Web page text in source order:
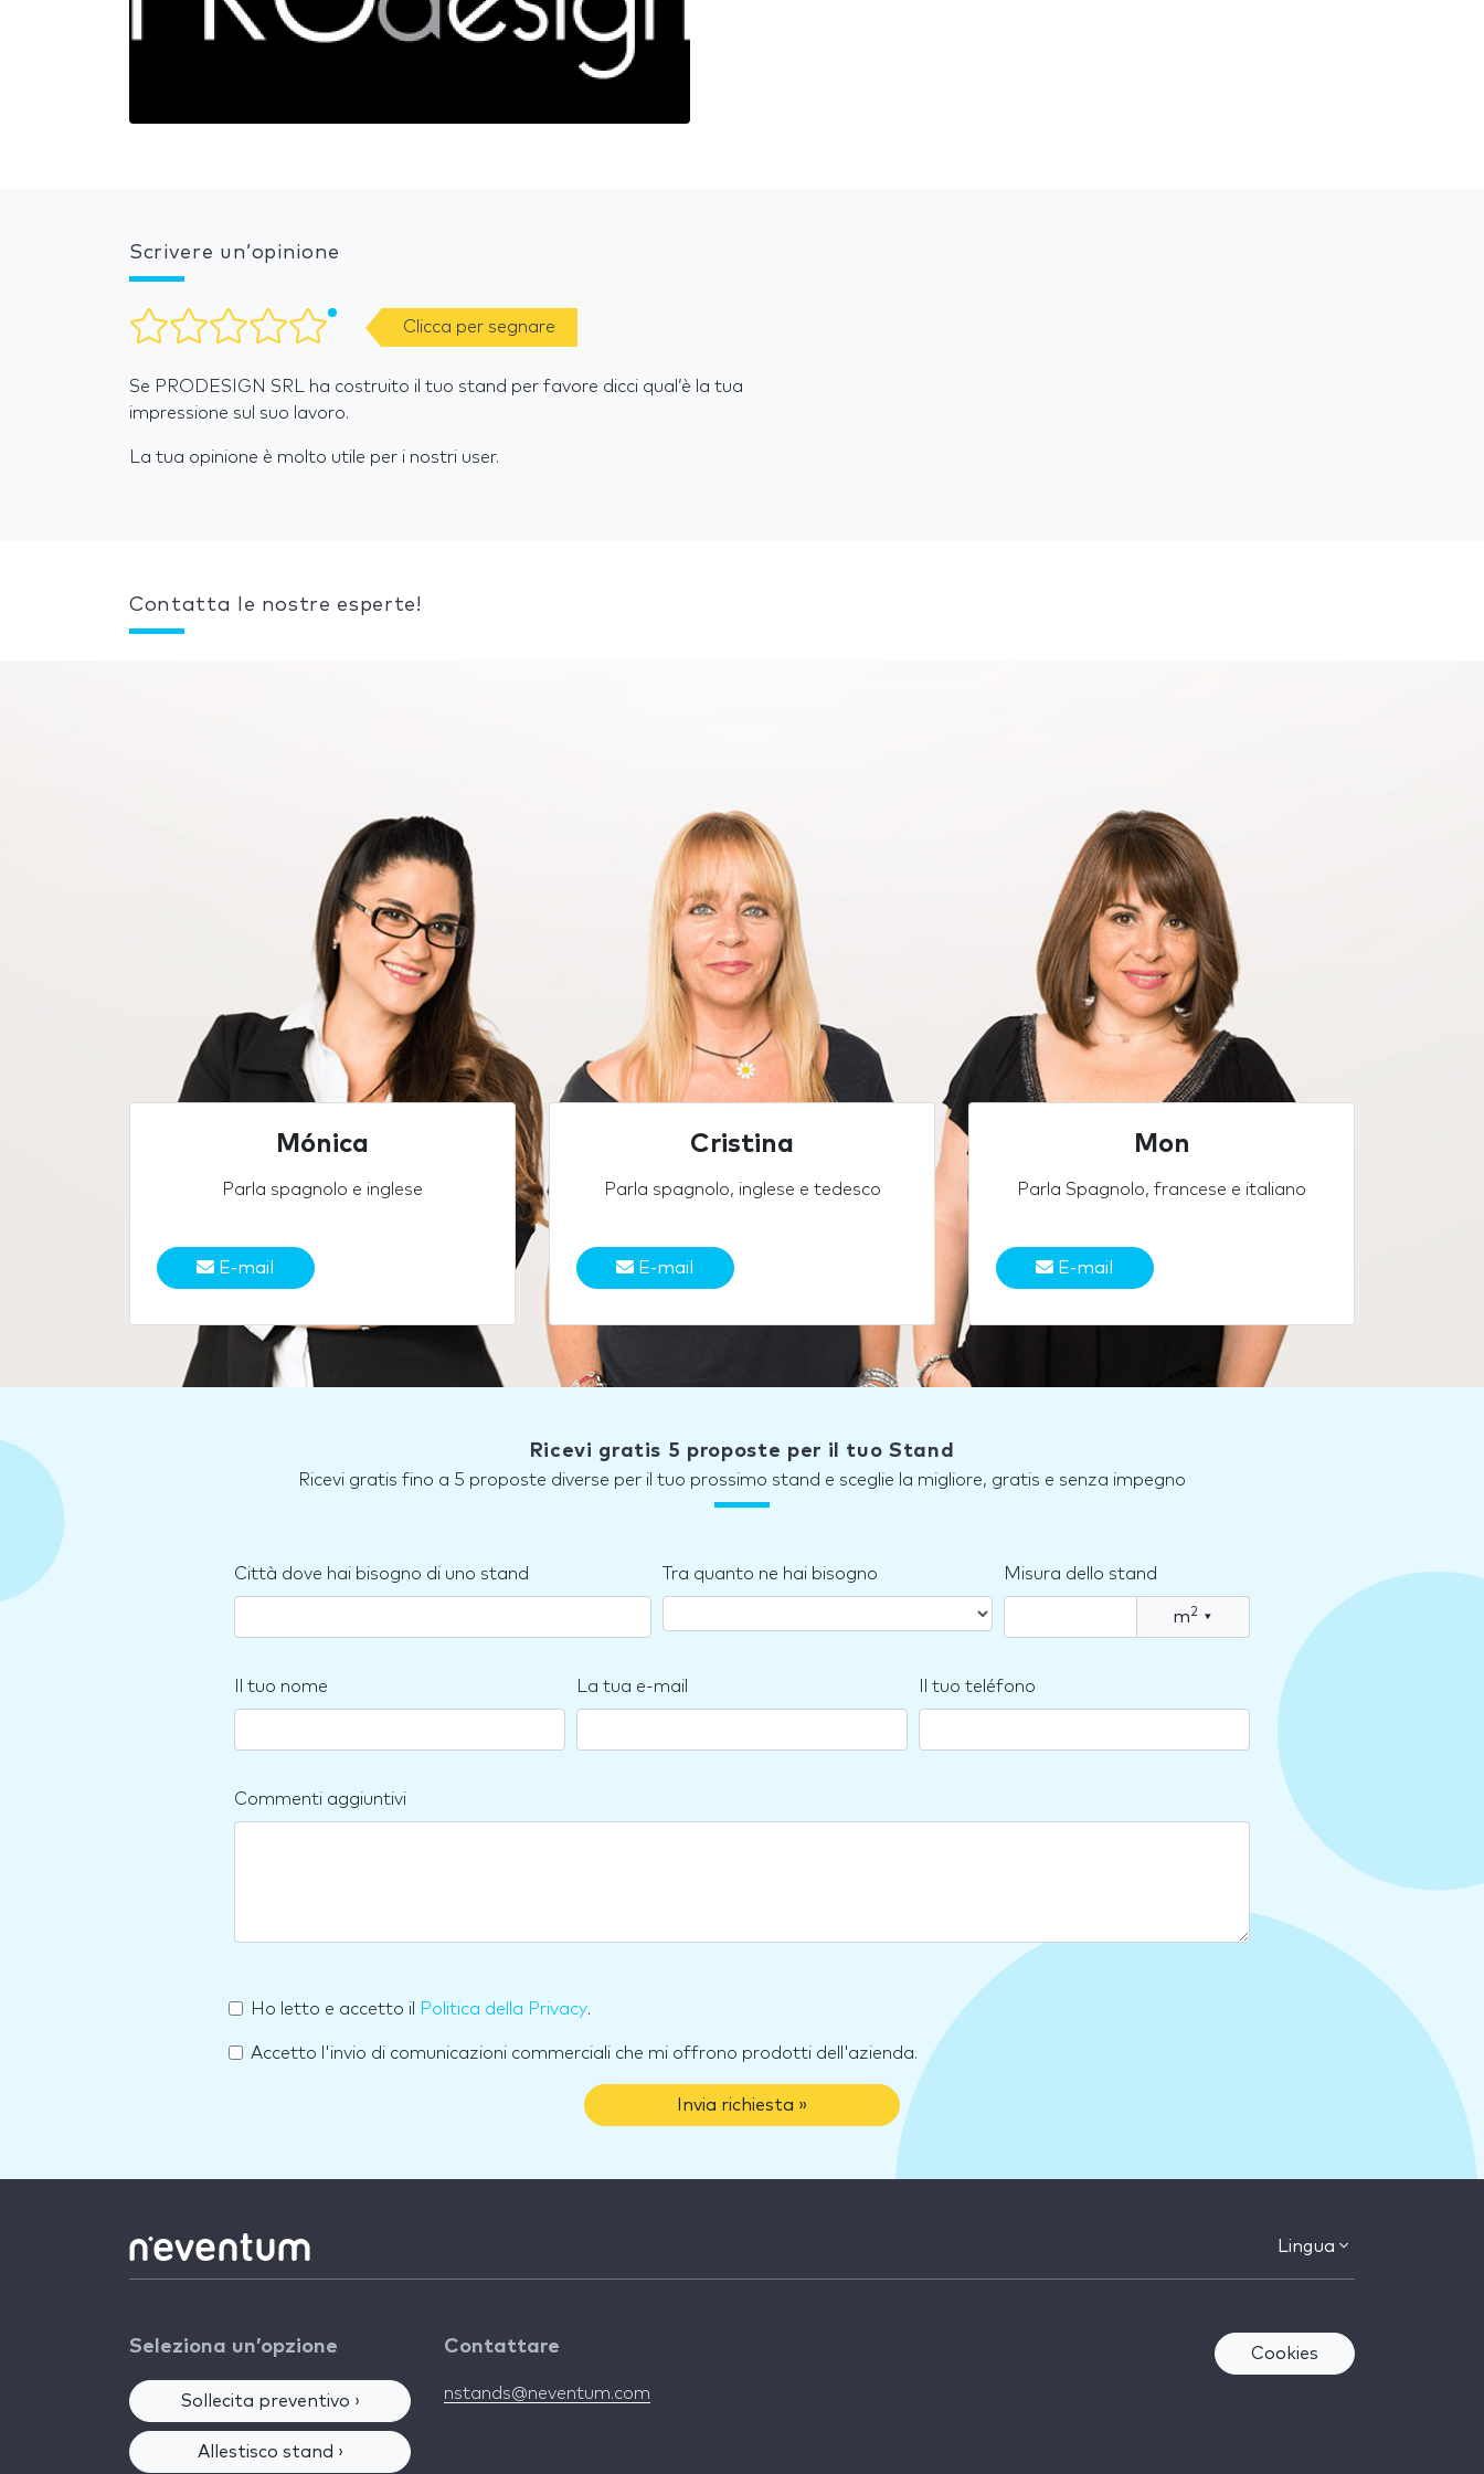
Scrivere un’opinione
Clicca per segnare
Se PRODESIGN SRL ha costruito il tuo stand per favore dicci qual’è la tua
impressione sul suo lavoro.
La tua opinione è molto utile per i nostri user.
Contatta le nostre esperte!
Mónica
Parla spagnolo e inglese
E-mail
Cristina
Parla spagnolo, inglese e tedesco
E-mail
Mon
Parla Spagnolo, francese e italiano
E-mail
Ricevi gratis 5 proposte per il tuo Stand
Ricevi gratis fino a 5 proposte diverse per il tuo prossimo stand e sceglie la migliore, gratis e senza impegno
Città dove hai bisogno di uno stand Tra quanto ne hai bisogno Misura dello stand
m2 ▾
Il tuo nome La tua e-mail Il tuo teléfono
Commenti aggiuntivi
Ho letto e accetto il Politica della Privacy.
Accetto l'invio di comunicazioni commerciali che mi offrono prodotti dell'azienda.
Invia richiesta »
Lingua
Seleziona un’opzione
Sollecita preventivo ›
Allestisco stand ›
Contattare
nstands@neventum.com
Cookies